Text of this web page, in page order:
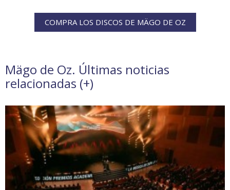
COMPRA LOS DISCOS DE MÄGO DE OZ
Mägo de Oz. Últimas noticias
relacionadas (+)